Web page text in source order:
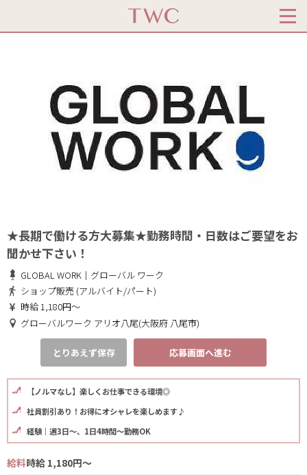
★長期で働ける方大募集★勤務時間・日数はご要望をお
聞かせ下さい！
GLOBAL WORK｜グローバル ワーク
ショップ販売 (アルバイト/パート)
時給 1,180円～
グローバルワーク アリオ八尾(大阪府 八尾市)
とりあえず保存 応募画面へ進む
【ノルマなし】楽しくお仕事できる環境◎
社員割引あり！お得にオシャレを楽しめます♪
経験｜週3日～、1日4時間～勤務OK
給料時給 1,180円～